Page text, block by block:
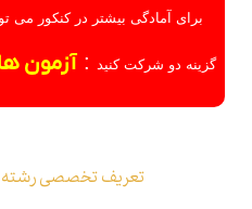
برای آمادگی بیشتر در کنکور می
گزینه دو شرکت کنید :آزمون
تعریف تخصصی